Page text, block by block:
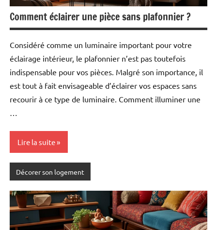
Comment éclairer une pièce sans plafonnier ?
Considéré comme un luminaire important pour votre
éclairage intérieur, le plafonnier n’est pas toutefois
indispensable pour vos pièces. Malgré son importance, il
est tout à fait envisageable d’éclairer vos espaces sans
recourir à ce type de luminaire. Comment illuminer une
…
Lire la suite
Décorer son logement